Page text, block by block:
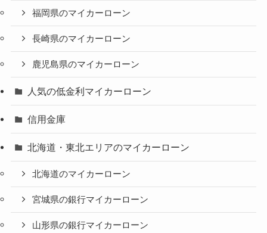
福岡県のマイカーローン
長崎県のマイカーローン
鹿児島県のマイカーローン
人気の低金利マイカーローン
信用金庫
北海道・東北エリアのマイカーローン
北海道のマイカーローン
宮城県の銀行マイカーローン
山形県の銀行マイカーローン